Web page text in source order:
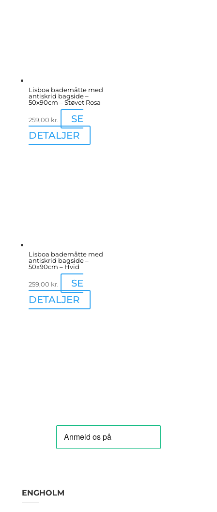
Lisboa bademåtte med
antiskrid bagside –
50x90cm – Støvet Rosa
259,00 kr.
SE
DETALJER
Lisboa bademåtte med
antiskrid bagside –
50x90cm – Hvid
259,00 kr.
SE
DETALJER
ENGHOLM